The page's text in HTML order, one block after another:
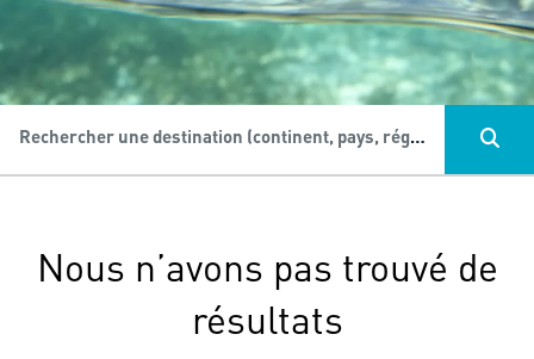
Rechercher une destination (continent, pays, région...), une activité...
Nous n’avons pas trouvé de
résultats